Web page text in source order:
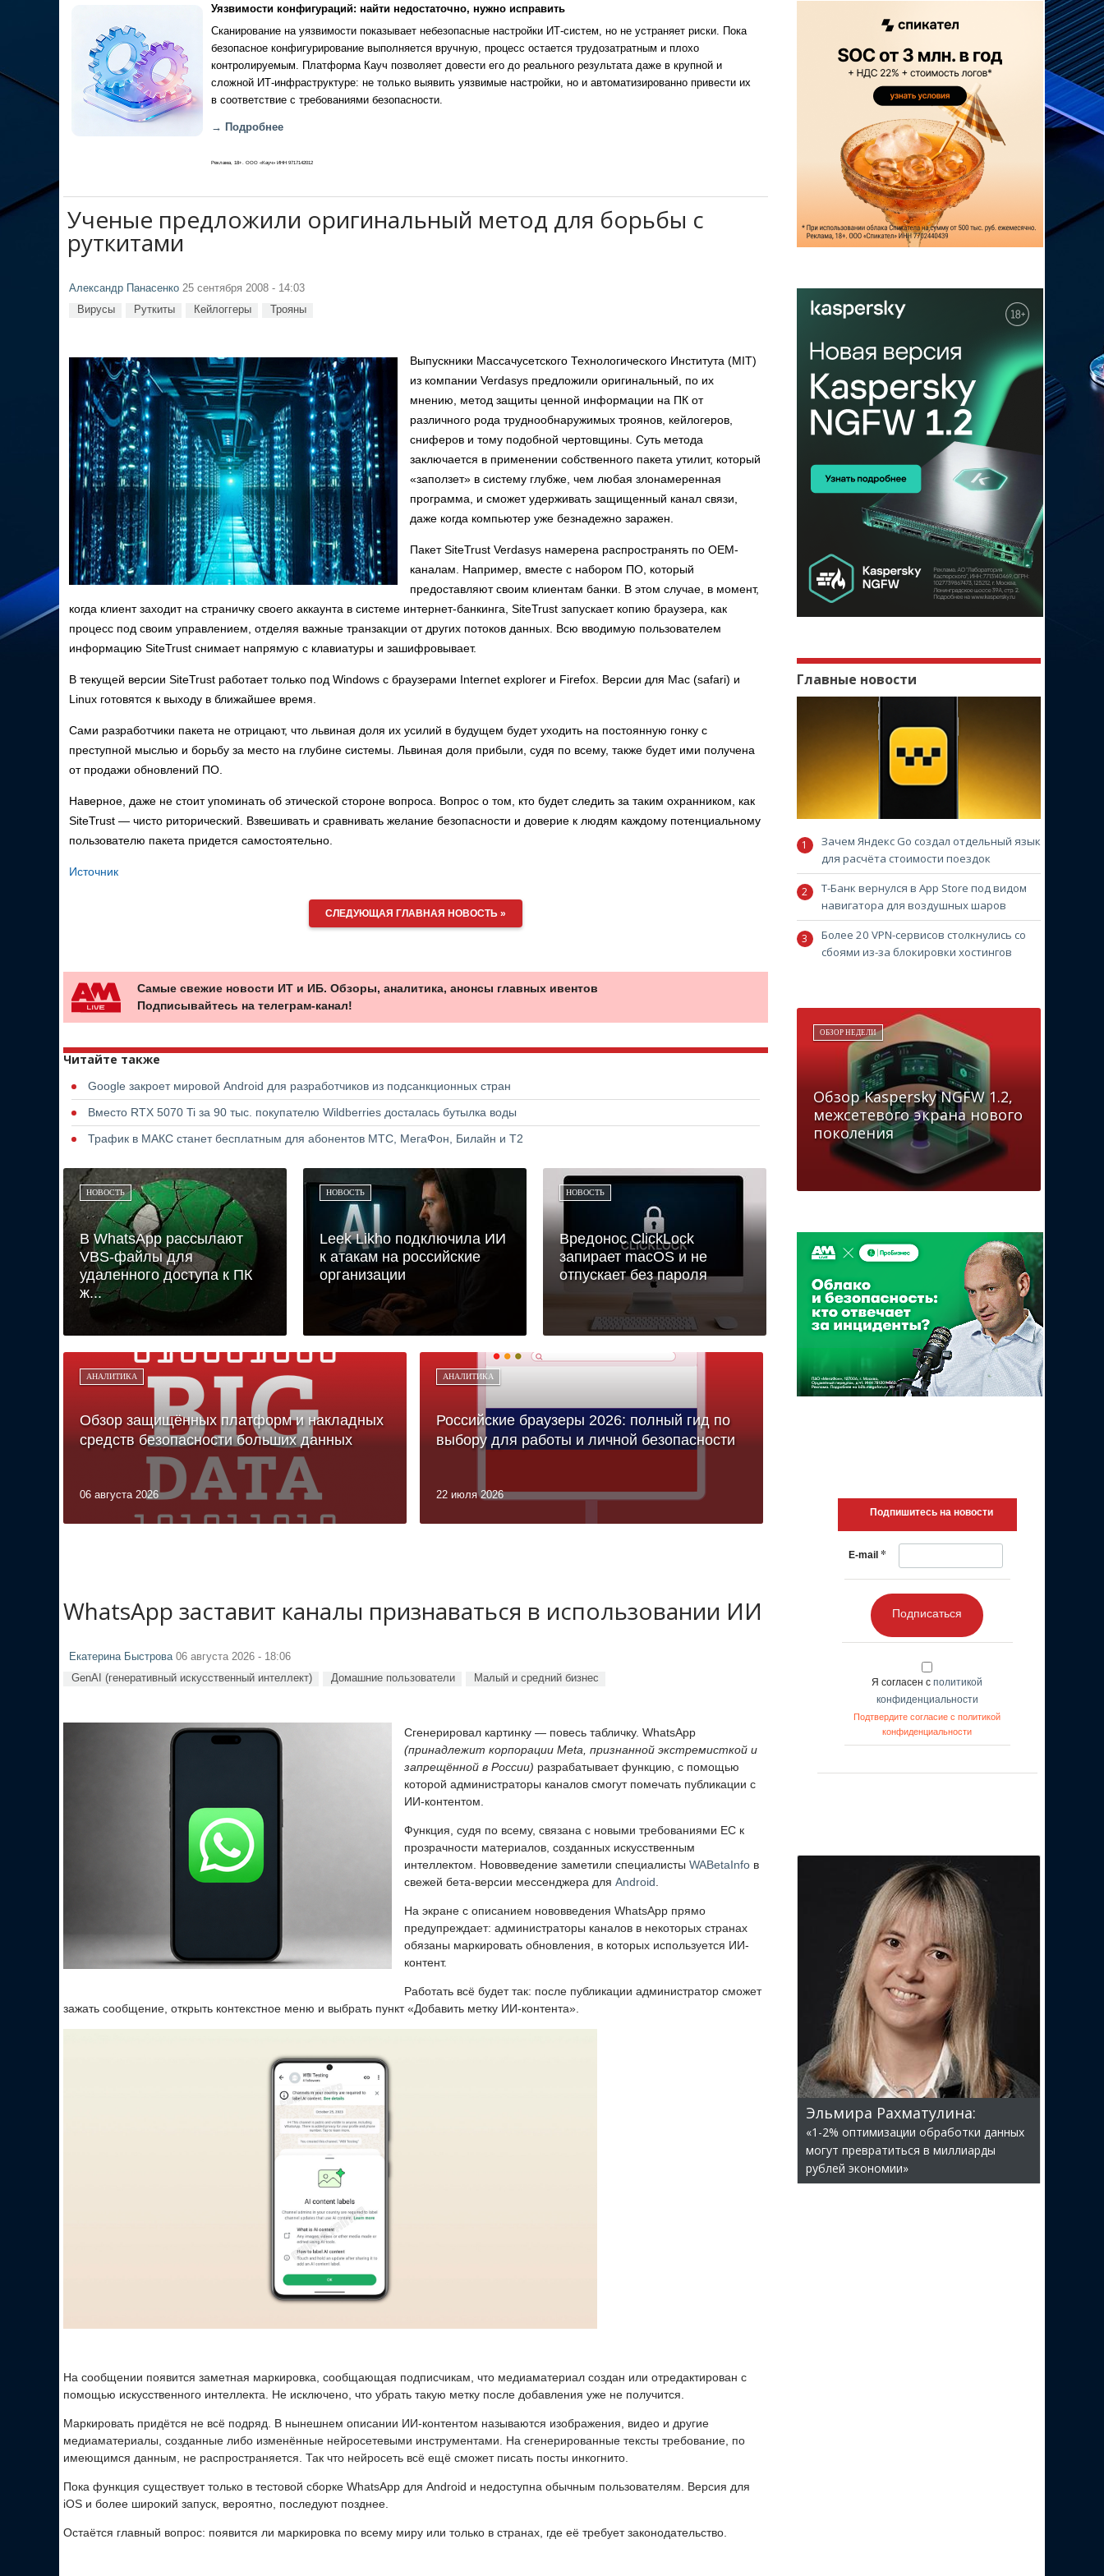
Уязвимости конфигураций: найти недостаточно, нужно исправить
Сканирование на уязвимости показывает небезопасные настройки ИТ-систем, но не устраняет риски. Пока
безопасное конфигурирование выполняется вручную, процесс остается трудозатратным и плохо
контролируемым. Платформа Кауч позволяет довести его до реального результата даже в крупной и
сложной ИТ-инфраструктуре: не только выявить уязвимые настройки, но и автоматизированно привести их
в соответствие с требованиями безопасности.
→ Подробнее
Реклама, 18+. ООО «Кауч» ИНН 9717142012
Ученые предложили оригинальный метод для борьбы с
руткитами
Александр Панасенко 25 сентября 2008 - 14:03
Вирусы Руткиты Кейлоггеры Трояны
Выпускники Массачусетского Технологического Института (MIT)
из компании Verdasys предложили оригинальный, по их
мнению, метод защиты ценной информации на ПК от
различного рода труднообнаружимых троянов, кейлогеров,
сниферов и тому подобной чертовщины. Суть метода
заключается в применении собственного пакета утилит, который
«заползет» в систему глубже, чем любая злонамеренная
программа, и сможет удерживать защищенный канал связи,
даже когда компьютер уже безнадежно заражен.
Пакет SiteTrust Verdasys намерена распространять по OEM-
каналам. Например, вместе с набором ПО, который
предоставляют своим клиентам банки. В этом случае, в момент,
когда клиент заходит на страничку своего аккаунта в системе интернет-банкинга, SiteTrust запускает копию браузера, как
процесс под своим управлением, отделяя важные транзакции от других потоков данных. Всю вводимую пользователем
информацию SiteTrust снимает напрямую с клавиатуры и зашифровывает.
В текущей версии SiteTrust работает только под Windows с браузерами Internet explorer и Firefox. Версии для Mac (safari) и
Linux готовятся к выходу в ближайшее время.
Сами разработчики пакета не отрицают, что львиная доля их усилий в будущем будет уходить на постоянную гонку с
преступной мыслью и борьбу за место на глубине системы. Львиная доля прибыли, судя по всему, также будет ими получена
от продажи обновлений ПО.
Наверное, даже не стоит упоминать об этической стороне вопроса. Вопрос о том, кто будет следить за таким охранником, как
SiteTrust — чисто риторический. Взвешивать и сравнивать желание безопасности и доверие к людям каждому потенциальному
пользователю пакета придется самостоятельно.
Источник
СЛЕДУЮЩАЯ ГЛАВНАЯ НОВОСТЬ »
Самые свежие новости ИТ и ИБ. Обзоры, аналитика, анонсы главных ивентов
Подписывайтесь на телеграм-канал!
Читайте также
Google закроет мировой Android для разработчиков из подсанкционных стран
Вместо RTX 5070 Ti за 90 тыс. покупателю Wildberries досталась бутылка воды
Трафик в МАКС станет бесплатным для абонентов МТС, МегаФон, Билайн и Т2
НОВОСТЬ
В WhatsApp рассылают
VBS-файлы для
удаленного доступа к ПК
ж...
НОВОСТЬ
Leek Likho подключила ИИ
к атакам на российские
организации
НОВОСТЬ
Вредонос ClickLock
запирает macOS и не
отпускает без пароля
АНАЛИТИКА
Обзор защищённых платформ и накладных
средств безопасности больших данных
06 августа 2026
АНАЛИТИКА
Российские браузеры 2026: полный гид по
выбору для работы и личной безопасности
22 июля 2026
WhatsApp заставит каналы признаваться в использовании ИИ
Екатерина Быстрова 06 августа 2026 - 18:06
GenAI (генеративный искусственный интеллект) Домашние пользователи Малый и средний бизнес
Сгенерировал картинку — повесь табличку. WhatsApp
(принадлежит корпорации Meta, признанной экстремисткой и
запрещённой в России) разрабатывает функцию, с помощью
которой администраторы каналов смогут помечать публикации с
ИИ-контентом.
Функция, судя по всему, связана с новыми требованиями ЕС к
прозрачности материалов, созданных искусственным
интеллектом. Нововведение заметили специалисты WABetaInfo в
свежей бета-версии мессенджера для Android
На экране с описанием нововведения WhatsApp прямо
предупреждает: администраторы каналов в некоторых странах
обязаны маркировать обновления, в которых используется ИИ-
контент.
Работать всё будет так: после публикации администратор сможет
зажать сообщение, открыть контекстное меню и выбрать пункт «Добавить метку ИИ-контента».
На сообщении появится заметная маркировка, сообщающая подписчикам, что медиаматериал создан или отредактирован с
помощью искусственного интеллекта. Не исключено, что убрать такую метку после добавления уже не получится.
Маркировать придётся не всё подряд. В нынешнем описании ИИ-контентом называются изображения, видео и другие
медиаматериалы, созданные либо изменённые нейросетевыми инструментами. На сгенерированные тексты требование, по
имеющимся данным, не распространяется. Так что нейросеть всё ещё сможет писать посты инкогнито.
Пока функция существует только в тестовой сборке WhatsApp для Android и недоступна обычным пользователям. Версия для
iOS и более широкий запуск, вероятно, последуют позднее.
Остаётся главный вопрос: появится ли маркировка по всему миру или только в странах, где её требует законодательство.
Главные новости
Зачем Яндекс Go создал отдельный язык
для расчёта стоимости поездок
Т-Банк вернулся в App Store под видом
навигатора для воздушных шаров
Более 20 VPN-сервисов столкнулись со
сбоями из-за блокировки хостингов
ОБЗОР НЕДЕЛИ
Обзор Kaspersky NGFW 1.2,
межсетевого экрана нового
поколения
Подпишитесь на новости
E-mail *
Подписаться
Я согласен с политикой
конфиденциальности
Подтвердите согласие с политикой
конфиденциальности
Эльмира Рахматулина:
«1-2% оптимизации обработки данных
могут превратиться в миллиарды
рублей экономии»